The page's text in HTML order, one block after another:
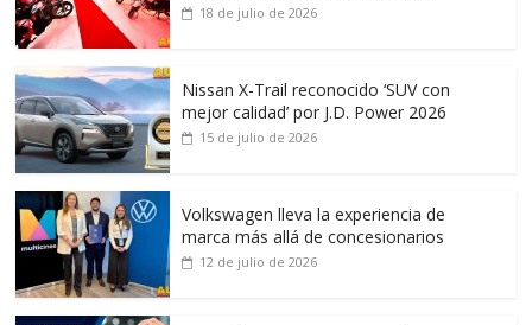
18 de julio de 2026
Nissan X-Trail reconocido ‘SUV con
mejor calidad’ por J.D. Power 2026
15 de julio de 2026
Volkswagen lleva la experiencia de
marca más allá de concesionarios
12 de julio de 2026